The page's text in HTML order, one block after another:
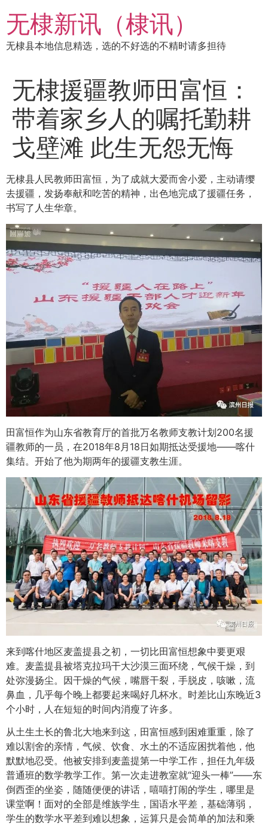
到
内
容
无棣新讯（棣讯）
无棣县本地信息精选，选的不好选的不精时请多担待
无棣援疆教师田富恒：
带着家乡人的嘱托勤耕
戈壁滩 此生无怨无悔
无棣县人民教师田富恒，为了成就大爱而舍小爱，主动请缨
去援疆，发扬奉献和吃苦的精神，出色地完成了援疆任务，
书写了人生华章。
田富恒作为山东省教育厅的首批万名教师支教计划200名援
疆教师的一员，在2018年8月18日如期抵达受援地——喀什
集结。开始了他为期两年的援疆支教生涯。
来到喀什地区麦盖提县之初，一切比田富恒想象中要更艰
难。麦盖提县被塔克拉玛干大沙漠三面环绕，气候干燥，到
处弥漫扬尘。因干燥的气候，嘴唇干裂，手脱皮，咳嗽，流
鼻血，几乎每个晚上都要起来喝好几杯水。时差比山东晚近3
个小时，人在短短的时间内消瘦了许多。
从土生土长的鲁北大地来到这，田富恒感到困难重重，除了
难以割舍的亲情，气候、饮食、水土的不适应困扰着他，他
默默地忍受。他被安排到麦盖提第一中学工作，担任九年级
普通班的数学教学工作。第一次走进教室就“迎头一棒”——东
倒西歪的坐姿，随随便便的讲话，嘻嘻打闹的学生，哪里是
课堂啊！面对的全部是维族学生，国语水平差，基础薄弱，
学生的数学水平差到难以想象，运算只是会简单的加法和乘